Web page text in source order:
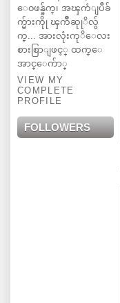
ေ၀ဖန္ခ်က္၊ အၾကံျပဳခ်
က္မ်ားကိုု ၾကိဳဆုုိလ်ွ
က္... အားလုံးကုိေလး
စားစြာျဖင့္ ထက္ေ
အာင္ေက်ာ္
VIEW MY
COMPLETE
PROFILE
FOLLOWERS